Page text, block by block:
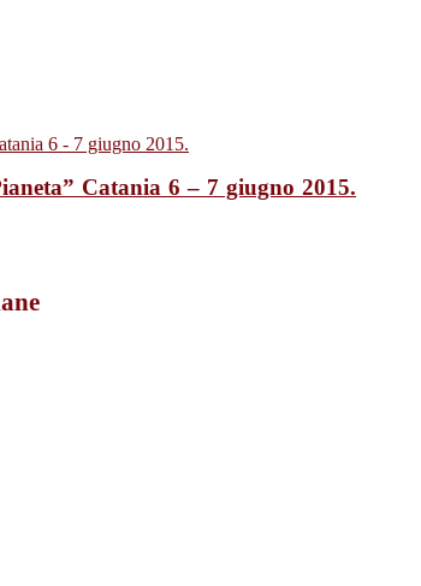
Catania 6 – 7 giugno 2015.